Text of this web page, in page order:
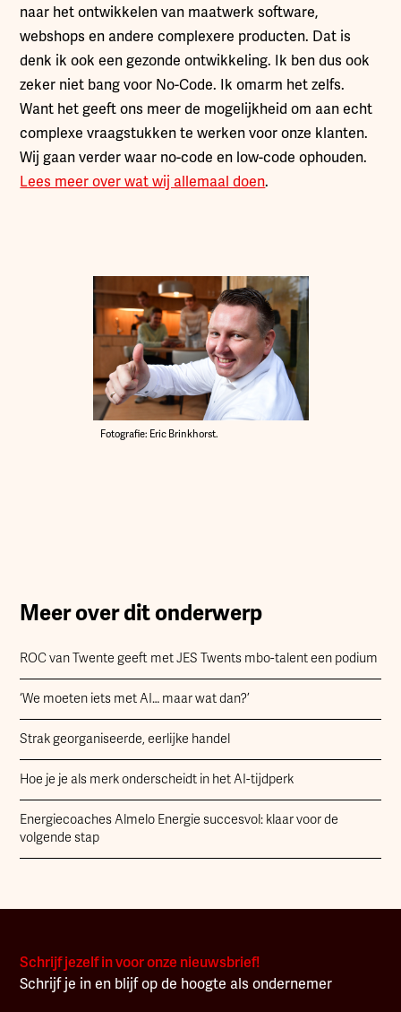
naar het ontwikkelen van maatwerk software,
webshops en andere complexere producten. Dat is
denk ik ook een gezonde ontwikkeling. Ik ben dus ook
zeker niet bang voor No-Code. Ik omarm het zelfs.
Want het geeft ons meer de mogelijkheid om aan echt
complexe vraagstukken te werken voor onze klanten.
Wij gaan verder waar no-code en low-code ophouden.
Lees meer over wat wij allemaal doen.
Fotografie: Eric Brinkhorst.
Meer over dit onderwerp
ROC van Twente geeft met JES Twents mbo-talent een podium
‘We moeten iets met AI… maar wat dan?’
Strak georganiseerde, eerlijke handel
Hoe je je als merk onderscheidt in het AI-tijdperk
Energiecoaches Almelo Energie succesvol: klaar voor de
volgende stap
Schrijf jezelf in voor onze nieuwsbrief!
Schrijf je in en blijf op de hoogte als ondernemer